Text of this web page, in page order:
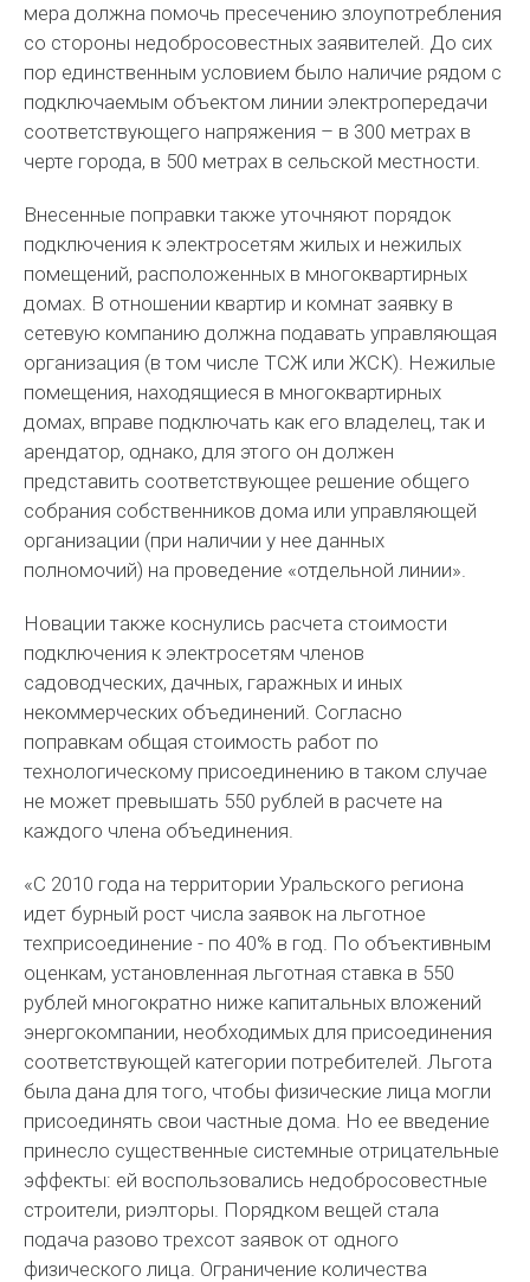
мера должна помочь пресечению злоупотребления
со стороны недобросовестных заявителей. До сих
пор единственным условием было наличие рядом с
подключаемым объектом линии электропередачи
соответствующего напряжения – в 300 метрах в
черте города, в 500 метрах в сельской местности.
Внесенные поправки также уточняют порядок
подключения к электросетям жилых и нежилых
помещений, расположенных в многоквартирных
домах. В отношении квартир и комнат заявку в
сетевую компанию должна подавать управляющая
организация (в том числе ТСЖ или ЖСК). Нежилые
помещения, находящиеся в многоквартирных
домах, вправе подключать как его владелец, так и
арендатор, однако, для этого он должен
представить соответствующее решение общего
собрания собственников дома или управляющей
организации (при наличии у нее данных
полномочий) на проведение «отдельной линии».
Новации также коснулись расчета стоимости
подключения к электросетям членов
садоводческих, дачных, гаражных и иных
некоммерческих объединений. Согласно
поправкам общая стоимость работ по
технологическому присоединению в таком случае
не может превышать 550 рублей в расчете на
каждого члена объединения.
«С 2010 года на территории Уральского региона
идет бурный рост числа заявок на льготное
техприсоединение - по 40% в год. По объективным
оценкам, установленная льготная ставка в 550
рублей многократно ниже капитальных вложений
энергокомпании, необходимых для присоединения
соответствующей категории потребителей. Льгота
была дана для того, чтобы физические лица могли
присоединять свои частные дома. Но ее введение
принесло существенные системные отрицательные
эффекты: ей воспользовались недобросовестные
строители, риэлторы. Порядком вещей стала
подача разово трехсот заявок от одного
физического лица. Ограничение количества